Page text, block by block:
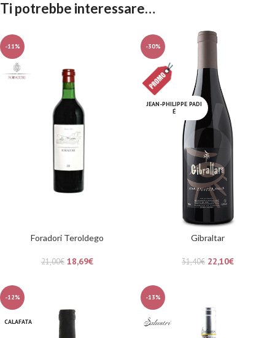
Ti potrebbe interessare…
-11%
Foradori Teroldego
21,00€ 18,69€
-30%
JEAN-PHILIPPE PADI
É
Gibraltar
31,40€ 22,10€
-12%
CALAFATA
-13%